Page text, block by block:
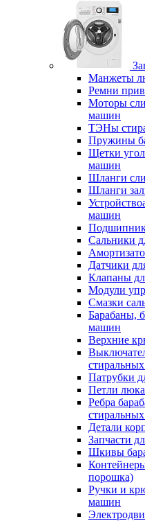
Манжеты
Ремни
Моторы
машин
ТЭНы
Пружины
Щетки
машин
Шланги
Шланги
машин
Сальники
Датчики
Клапаны
Модули
Смазки
Барабаны,
машин
Верхние
Патрубки
Петли
Ребра
Детали
Запчасти
Шкивы
порошка)
Ручки и
машин